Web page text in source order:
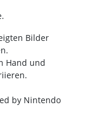
Bilder
Hand und
by Nintendo